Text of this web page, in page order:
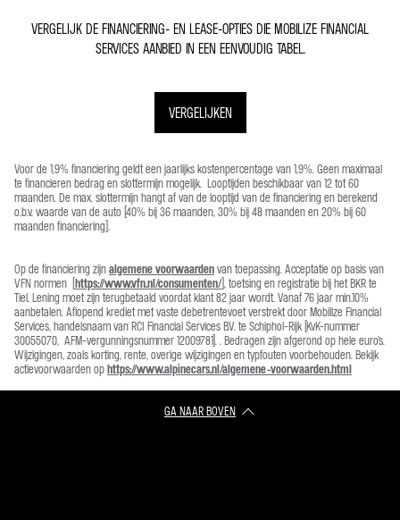
VERGELIJK DE FINANCIERING- EN LEASE-OPTIES DIE MOBILIZE FINANCIAL
SERVICES AANBIED IN EEN EENVOUDIG TABEL.
VERGELIJKEN
Voor de 1,9% financiering geldt een jaarlijks kostenpercentage van 1,9%. Geen maximaal
te financieren bedrag en slottermijn mogelijk. Looptijden beschikbaar van 12 tot 60
maanden. De max. slottermijn hangt af van de looptijd van de financiering en berekend
o.b.v. waarde van de auto (40% bij 36 maanden, 30% bij 48 maanden en 20% bij 60
maanden financiering).
Op de financiering zijnalgemene voorwaardenvan toepassing. Acceptatie op basis van
VFN normen (https://www.vfn.nl/consumenten/), toetsing en registratie bij het BKR te
Tiel. Lening moet zijn terugbetaald voordat klant 82 jaar wordt. Vanaf 76 jaar min.10%
aanbetalen. Aflopend krediet met vaste debetrentevoet verstrekt door Mobilize Financial
Services, handelsnaam van RCI Financial Services B.V. te Schiphol-Rijk (KvK-nummer
30055070, AFM-vergunningsnummer 12009781). . Bedragen zijn afgerond op hele euro’s.
Wijzigingen, zoals korting, rente, overige wijzigingen en typfouten voorbehouden. Bekijk
actievoorwaarden ophttps://www.alpinecars.nl/algemene-voorwaarden.html
GA NAAR BOVEN